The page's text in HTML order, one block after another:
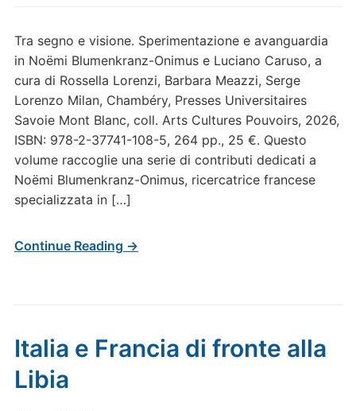
Tra segno e visione. Sperimentazione e avanguardia
in Noëmi Blumenkranz-Onimus e Luciano Caruso, a
cura di Rossella Lorenzi, Barbara Meazzi, Serge
Lorenzo Milan, Chambéry, Presses Universitaires
Savoie Mont Blanc, coll. Arts Cultures Pouvoirs, 2026,
ISBN: 978-2-37741-108-5, 264 pp., 25 €. Questo
volume raccoglie una serie di contributi dedicati a
Noëmi Blumenkranz-Onimus, ricercatrice francese
specializzata in […]
Continue Reading →
Italia e Francia di fronte alla
Libia